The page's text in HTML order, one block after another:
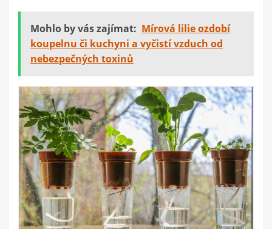
Mohlo by vás zajímat: Mírová lilie ozdobí
koupelnu či kuchyni a vyčistí vzduch od
nebezpečných toxinů